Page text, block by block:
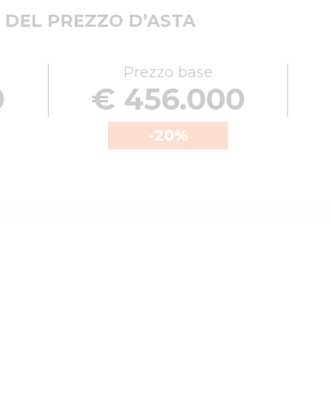
PREZZO D’ASTA
Prezzo base
€ 456.000
-20%